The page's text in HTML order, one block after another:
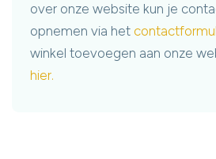
over onze website kun je
opnemen via het
winkel toevoegen aan onze
hier.